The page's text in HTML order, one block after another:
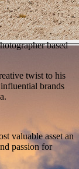
based
twist to his
brands
valuable asset an
passion for